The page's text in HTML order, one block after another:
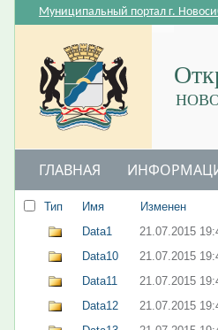
Муниципальный портал г.
ГЛАВНАЯ
Тип Имя Изменен
Data1
21.07.2015
Data10
21.07.2015
Data11
21.07.2015
Data12
21.07.2015